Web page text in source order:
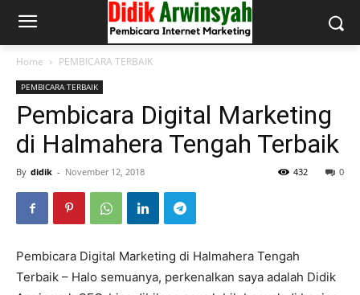
Home PEMBICARA TERBAIK
PEMBICARA TERBAIK
Pembicara Digital Marketing
di Halmahera Tengah Terbaik
By didik - November 12, 2018 0
432
Pembicara Digital Marketing di Halmahera Tengah
Terbaik – Halo semuanya, perkenalkan saya adalah Didik